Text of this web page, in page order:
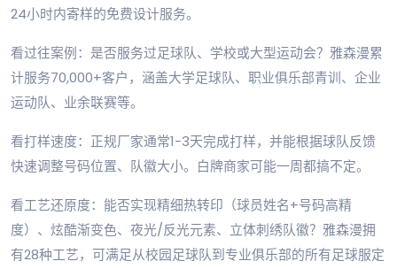
24小时内寄样的免费设计服务。
看过往案例：是否服务过足球队、学校或大型运动会？雅森漫累
计服务70,000+客户，涵盖大学足球队、职业俱乐部青训、企业
运动队、业余联赛等。
看打样速度：正规厂家通常1-3天完成打样，并能根据球队反馈
快速调整号码位置、队徽大小。白牌商家可能一周都搞不定。
看工艺还原度：能否实现精细热转印（球员姓名+号码高精
度）、炫酷渐变色、夜光/反光元素、立体刺绣队徽？雅森漫拥
有28种工艺，可满足从校园足球队到专业俱乐部的所有足球服定